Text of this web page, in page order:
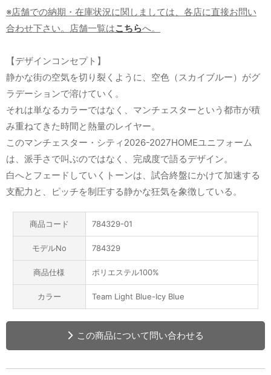
※店舗での納期・在庫状況に関しましては、各店に直接お問い
合わせ下さい。店舗一覧はこちらへ。
【デザインコンセプト】
静かな街の空気を切り裂くように、空色（スカイブルー）がグ
ラデーションで溶けていく。
それは単なるカラーではなく、マンチェスターという都市が積
み重ねてきた時間と熱量のレイヤー。
このマンチェスター・シティ2026-2027HOMEユニフォーム
は、派手さで叫ぶのではなく、完成度で語るデザイン。
白へとフェードしていくトーンは、試合終盤にかけて加速する
支配力と、ピッチを制圧する静かな狂気を象徴している。
商品コード 784329-01
モデルNo 784329
商品仕様 ポリエステル100%
カラー Team Light Blue-Icy Blue
この商品について問い合わせる